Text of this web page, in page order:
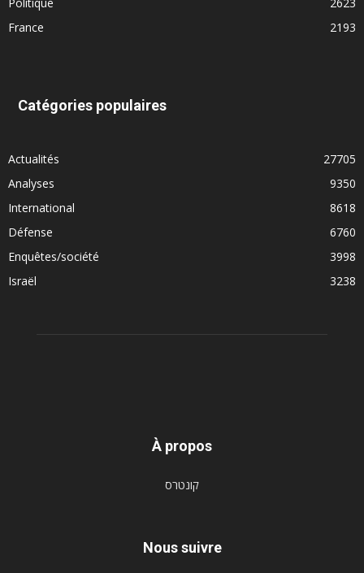
Politique
2623
France
2193
Catégories populaires
Actualités
27705
Analyses
9350
International
8618
Défense
6760
Enquêtes/société
3998
Israël
3238
À propos
קונטרס
Nous suivre